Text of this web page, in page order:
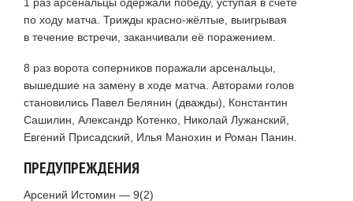
по ходу матча. Трижды красно-жёлтые, выигрывая
в течение встречи, заканчивали её поражением.
8 раз ворота соперников поражали арсенальцы,
вышедшие на замену в ходе матча. Авторами голов
становились Павел Белянин (дважды), Константин
Сашилин, Александр Котенко, Николай Лужанский,
Евгений Присадский, Илья Манохин и Роман Панин.
ПРЕДУПРЕЖДЕНИЯ
Арсений Истомин — 9(2)